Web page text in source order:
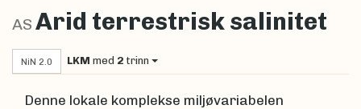
AS Arid terrestrisk salinitet
NiN 2.0 LKM med 2 trinn
Denne lokale komplekse miljøvariabelen